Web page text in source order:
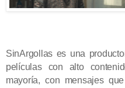
SinArgollas es una
películas con alto
mayoría, con mensajes